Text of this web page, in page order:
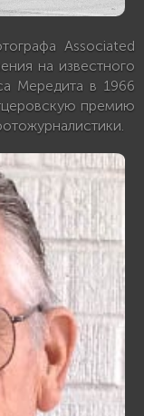
Associated
на известного
Мередита в 1966
премию